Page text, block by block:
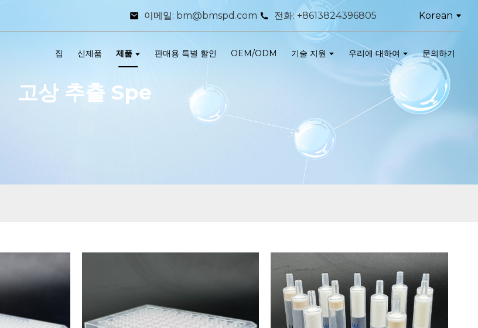
이메일: bm@bmspd.com 전화: +8613824396805 Korean
집 신제품 제품 판매용 특별 할인 OEM/ODM 기술 지원 우리에 대하여 문의하기
고상 추출 Spe